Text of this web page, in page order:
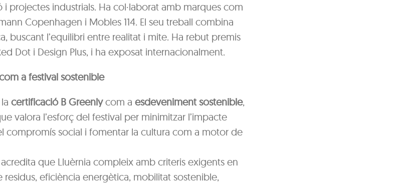
i projectes industrials. Ha col·laborat amb marques com
Copenhagen i Mobles 114. El seu treball combina
buscant l’equilibri entre realitat i mite. Ha rebut premis
Dot i Design Plus, i ha exposat internacionalment.
a festival sostenible
certificació B Greenlycom a esdeveniment sostenible,
valora l’esforç del festival per minimitzar l’impacte
compromís social i fomentar la cultura com a motor de
que Lluèrnia compleix amb criteris exigents en
eficiència energètica, mobilitat sostenible,